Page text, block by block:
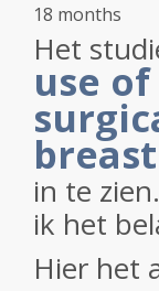
18 months
Het
use
in te
ik het
Hier het